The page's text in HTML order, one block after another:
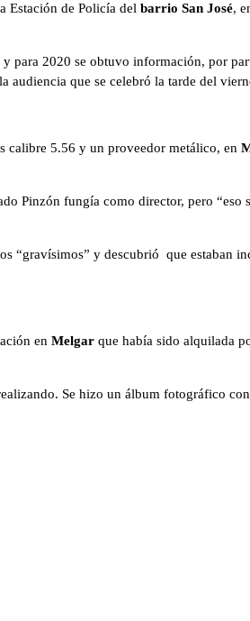
Estación de Policía del barrio San José,
para 2020 se obtuvo información, por
audiencia que se celebró la tarde del
calibre 5.56 y un proveedor metálico, en
Pinzón fungía como director, pero “eso
“gravísimos” y descubrió que estaban
en Melgar que había sido alquilada
Se hizo un álbum fotográfico